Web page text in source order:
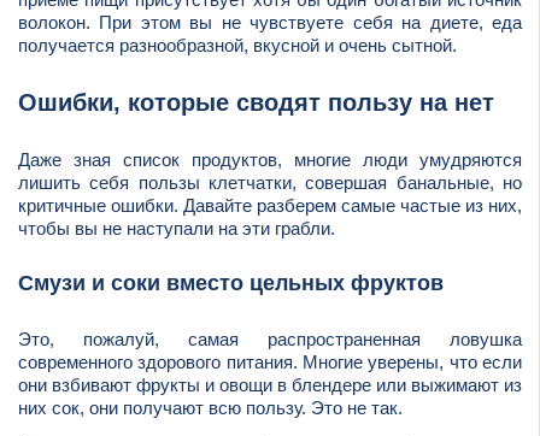
волокон. При этом вы не чувствуете себя на диете, еда
получается разнообразной, вкусной и очень сытной.
Ошибки, которые сводят пользу на нет
Даже зная список продуктов, многие люди умудряются
лишить себя пользы клетчатки, совершая банальные, но
критичные ошибки. Давайте разберем самые частые из них,
чтобы вы не наступали на эти грабли.
Смузи и соки вместо цельных фруктов
Это, пожалуй, самая распространенная ловушка
современного здорового питания. Многие уверены, что если
они взбивают фрукты и овощи в блендере или выжимают из
них сок, они получают всю пользу. Это не так.